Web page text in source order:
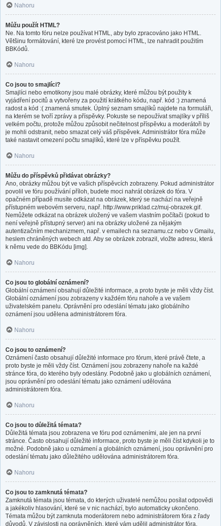
Nahoru
Můžu použít HTML?
Ne. Na tomto fóru nelze používat HTML, aby bylo zpracováno jako HTML.
Většinu formátování, které lze provést pomocí HTML, lze nahradit použitím
BBKódů.
Nahoru
Co jsou to smajlíci?
Smajlíci nebo emotikony jsou malé obrázky, které můžou být použity k
vyjádření pocitů a vytvořeny za použití krátkého kódu, např. kód :) znamená
radost a kód :( znamená smutek. Úplný seznam smajlíků najdete na formuláři,
na kterém se tvoří zprávy a příspěvky. Pokuste se nepoužívat smajlíky v příliš
velkém počtu, protože můžou způsobit nečitelnost příspěvku a moderátoři by
je mohli odstranit, nebo smazat celý váš příspěvek. Administrátor fóra může
také nastavit omezení počtu smajlíků, které lze v příspěvku použít.
Nahoru
Můžu do příspěvků přidávat obrázky?
Ano, obrázky můžou být ve vašich příspěvcích zobrazeny. Pokud administrátor
povolil ve fóru používání příloh, budete moci nahrát obrázek do fóra. V
opačném případě musíte odkázat na obrázek, který se nachází na veřejně
přístupném webovém serveru, např. http://www.priklad.cz/muj-obrazek.gif.
Nemůžete odkázat na obrázek uložený ve vašem vlastním počítači (pokud to
není veřejně přístupný server) ani na obrázky uložené za nějakým
autentizačním mechanizmem, např. v emailech na seznamu.cz nebo v Gmailu,
heslem chráněných webech atd. Aby se obrázek zobrazil, vložte adresu, která
k němu vede do BBKódu [img].
Nahoru
Co jsou to globální oznámení?
Globální oznámení obsahují důležité informace, a proto byste je měli vždy číst.
Globální oznámení jsou zobrazeny v každém fóru nahoře a ve vašem
uživatelském panelu. Oprávnění pro odeslání tématu jako globálního
oznámení jsou udělena administrátorem fóra.
Nahoru
Co jsou to oznámení?
Oznámení často obsahují důležité informace pro fórum, které právě čtete, a
proto byste je měli vždy číst. Oznámení jsou zobrazeny nahoře na každé
stránce fóra, do kterého byly odeslány. Podobně jako u globálních oznámení,
jsou oprávnění pro odeslání tématu jako oznámení udělována
administrátorem fóra.
Nahoru
Co jsou to důležitá témata?
Důležitá témata jsou zobrazena ve fóru pod oznámeními, ale jen na první
stránce. Často obsahují důležité informace, proto byste je měli číst kdykoli je to
možné. Podobně jako u oznámení a globálních oznámení, jsou oprávnění pro
odeslání tématu jako důležitého udělována administrátorem fóra.
Nahoru
Co jsou to zamknutá témata?
Zamknutá témata jsou témata, do kterých uživatelé nemůžou posílat odpovědi
a jakékoliv hlasování, které se v nic nachází, bylo automaticky ukončeno.
Témata můžou být zamknuta moderátorem nebo administrátorem fóra z řady
důvodů. V závislosti na oprávněních, které vám udělil administrátor fóra,